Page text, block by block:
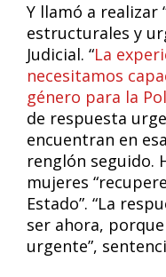
Y llamó a realizar
estructurales y
Judicial. “La
necesitamos
género para la
de respuesta
encuentran en
renglón seguido.
mujeres
Estado”. “La
ser ahora,
urgente”,